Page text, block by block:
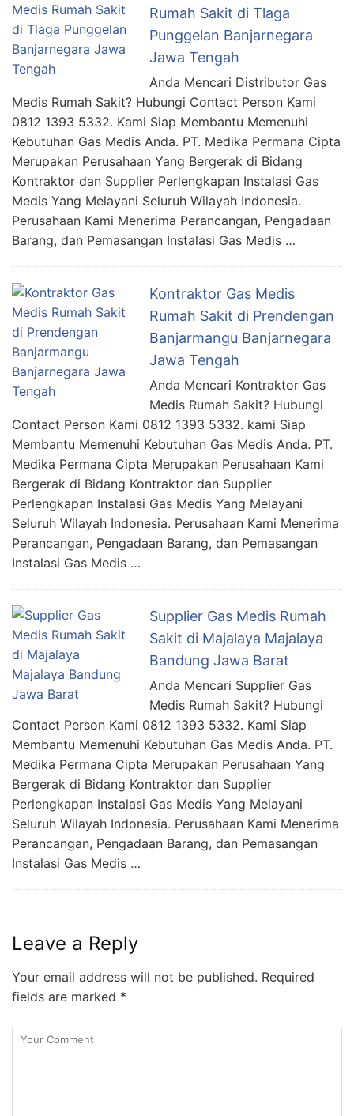
Rumah Sakit di Tlaga
Punggelan Banjarnegara
Jawa Tengah
Anda Mencari Distributor Gas
Medis Rumah Sakit? Hubungi Contact Person Kami
0812 1393 5332. Kami Siap Membantu Memenuhi
Kebutuhan Gas Medis Anda. PT. Medika Permana Cipta
Merupakan Perusahaan Yang Bergerak di Bidang
Kontraktor dan Supplier Perlengkapan Instalasi Gas
Medis Yang Melayani Seluruh Wilayah Indonesia.
Perusahaan Kami Menerima Perancangan, Pengadaan
Barang, dan Pemasangan Instalasi Gas Medis …
Kontraktor Gas Medis
Rumah Sakit di Prendengan
Banjarmangu Banjarnegara
Jawa Tengah
Anda Mencari Kontraktor Gas
Medis Rumah Sakit? Hubungi
Contact Person Kami 0812 1393 5332. kami Siap
Membantu Memenuhi Kebutuhan Gas Medis Anda. PT.
Medika Permana Cipta Merupakan Perusahaan Kami
Bergerak di Bidang Kontraktor dan Supplier
Perlengkapan Instalasi Gas Medis Yang Melayani
Seluruh Wilayah Indonesia. Perusahaan Kami Menerima
Perancangan, Pengadaan Barang, dan Pemasangan
Instalasi Gas Medis …
Supplier Gas Medis Rumah
Sakit di Majalaya Majalaya
Bandung Jawa Barat
Anda Mencari Supplier Gas
Medis Rumah Sakit? Hubungi
Contact Person Kami 0812 1393 5332. Kami Siap
Membantu Memenuhi Kebutuhan Gas Medis Anda. PT.
Medika Permana Cipta Merupakan Perusahaan Yang
Bergerak di Bidang Kontraktor dan Supplier
Perlengkapan Instalasi Gas Medis Yang Melayani
Seluruh Wilayah Indonesia. Perusahaan Kami Menerima
Perancangan, Pengadaan Barang, dan Pemasangan
Instalasi Gas Medis …
Leave a Reply
Your email address will not be published. Required
fields are marked *